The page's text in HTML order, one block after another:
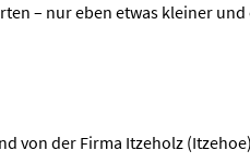
– nur eben etwas kleiner
von der Firma Itzeholz (Itzehoe)